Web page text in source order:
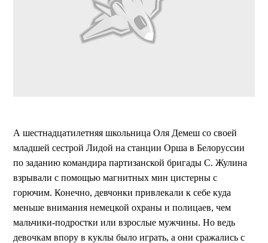
А шестнадцатилетняя школьница Оля Демеш со своей
младшей сестрой Лидой на станции Орша в Белоруссии
по заданию командира партизанской бригады С. Жулина
взрывали с помощью магнитных мин цистерны с
горючим. Конечно, девчонки привлекали к себе куда
меньше внимания немецкой охраны и полицаев, чем
мальчики-подростки или взрослые мужчины. Но ведь
девочкам впору в куклы было играть, а они сражались с